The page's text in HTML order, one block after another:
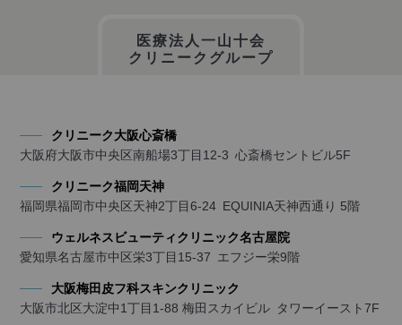
医療法人一山十会
クリニークグループ
クリニーク大阪心斎橋
大阪府大阪市中央区南船場3丁目12-3 心斎橋セントビル5F
クリニーク福岡天神
福岡県福岡市中央区天神2丁目6-24 EQUINIA天神西通り 5階
ウェルネスビューティクリニック名古屋院
愛知県名古屋市中区栄3丁目15-37 エフジー栄9階
大阪梅田皮フ科スキンクリニック
大阪市北区大淀中1丁目1-88 梅田スカイビル タワーイースト7F